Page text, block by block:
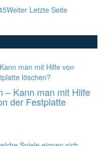
5Weiter Letzte Seite
– Kann man mit Hilfe
der Festplatte